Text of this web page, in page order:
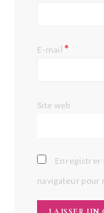
E-mail*
Site web
Enregistrer
navigateur pour